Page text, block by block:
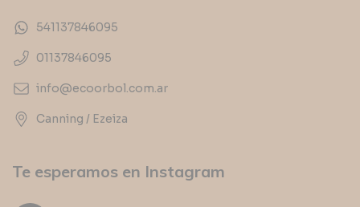
541137846095
01137846095
info@ecoorbol.com.ar
Canning / Ezeiza
Te esperamos en Instagram